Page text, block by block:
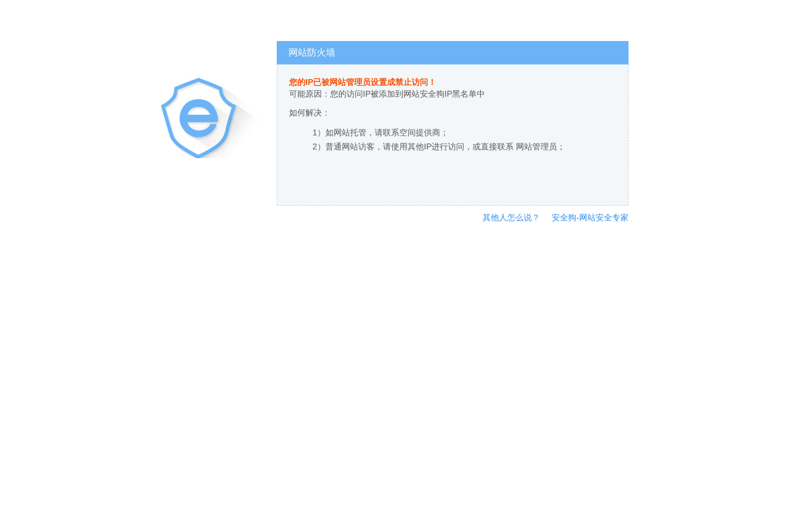
网站防火墙
您的IP已被网站管理员设置成禁止访问！
可能原因：您的访问IP被添加到网站安全狗IP黑名单中
如何解决：
1）如网站托管，请联系空间提供商；
2）普通网站访客，请使用其他IP进行访问，或直接联系 网站管理员；
其他人怎么说？ 安全狗-网站安全专家